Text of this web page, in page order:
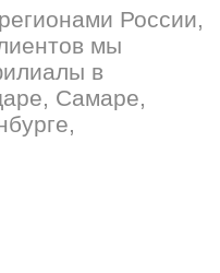
России,
мы
в
Самаре,